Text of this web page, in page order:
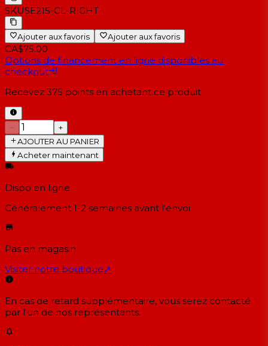
SKUSE215-CL-RIGHT
Ajouter aux favoris Ajouter aux favoris
CA$75.00
Options de financement en ligne disponibles au
checkout
Recevez 375 points en achetant ce produit
−
+
AJOUTER AU PANIER
Acheter maintenant
Dispo en ligne
Généralement 1-2 semaines avant l'envoi
Pas en magasin
Visiter notre boutique↗
En cas de retard supplémentaire, vous serez contacté
par l'un de nos représentants.